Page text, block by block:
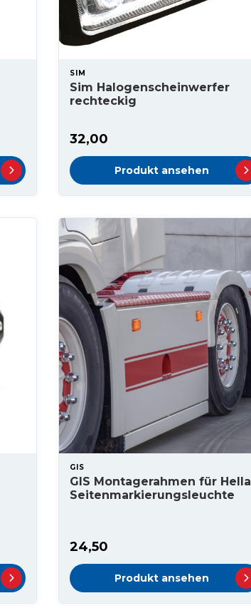
SIM
Sim Halogenscheinwerfer
rechteckig
32,00
Produkt ansehen
GIS
GIS Montagerahmen für Hella
Seitenmarkierungsleuchte
24,50
Produkt ansehen